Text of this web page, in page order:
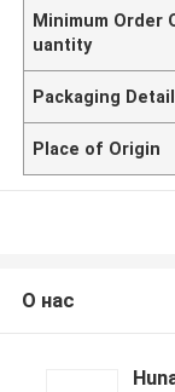
Minimum Order
uantity
Packaging
Place of Origin
О нас